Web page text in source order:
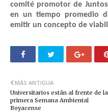
comité promotor de
en un tiempo promedio
emitir un concepto de
MÁS ANTIGUA
Universitarios están al frente de la
primera Semana Ambiental
Boyacense